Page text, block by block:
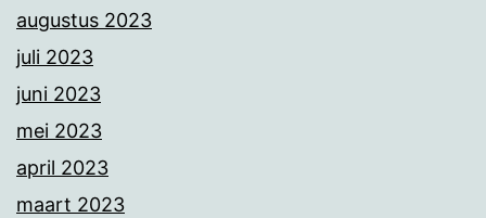
augustus 2023
juli 2023
juni 2023
mei 2023
april 2023
maart 2023